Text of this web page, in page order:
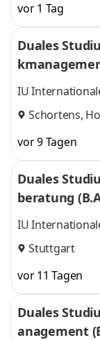
vor 1 Tag
Duales
Nordfrost
IU
Schortens,
vor 9 Tagen
Duales
beratung
IU
Stuttgart
vor 11 Tagen
Duales
anagement